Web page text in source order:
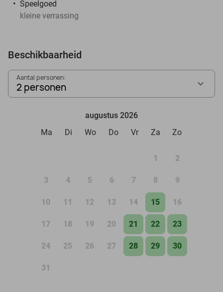
Speelgoed
kleine verrassing
Beschikbaarheid
Aantal personen:
2 personen
augustus 2026
Ma
Di Wo Do Vr Za Zo
1 2
3 4 5 6 7 8 9
10 11 12 13 14 15 16
17 18 19 20 21 22 23
24 25 26 27 28 29 30
31